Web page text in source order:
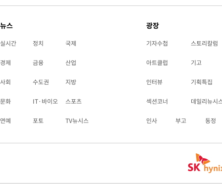
뉴스
실시간 정치 국제
경제 금융 산업
사회 수도권 지방
문화 IT·바이오 스포츠
연예 포토 TV뉴시스
광장
기자수첩 스토리칼럼
아트클럽 기고
인터뷰 기획특집
섹션코너 데일리뉴시
인사 부고 동정